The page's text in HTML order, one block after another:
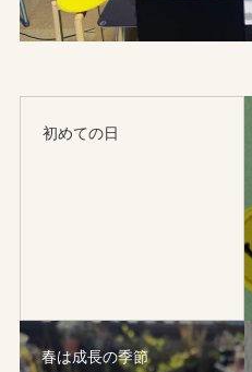
初めての日
春は成長の季節